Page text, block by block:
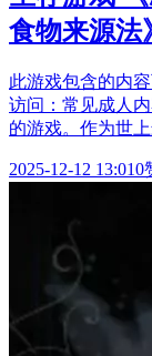
食物来源法
此游戏包含的内
访问：常见成人
的游戏。作为世
2025-12-12 13:010